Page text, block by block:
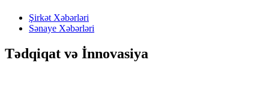
Şirkət Xəbərləri
Sənaye Xəbərləri
Tədqiqat və İnnovasiya